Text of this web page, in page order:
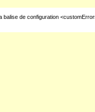
de configuration